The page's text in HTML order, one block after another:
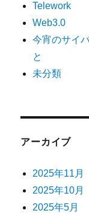
Telework
Web3.0
今宵のサイ
と
未分類
アーカイブ
2025年11月
2025年10月
2025年5月